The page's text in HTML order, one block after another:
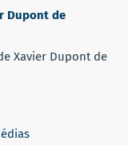
Dupont de
Xavier Dupont de